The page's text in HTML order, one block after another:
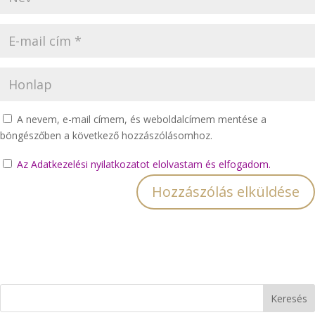
A nevem, e-mail címem, és weboldalcímem mentése a
böngészőben a következő hozzászólásomhoz.
Az Adatkezelési nyilatkozatot elolvastam és elfogadom.